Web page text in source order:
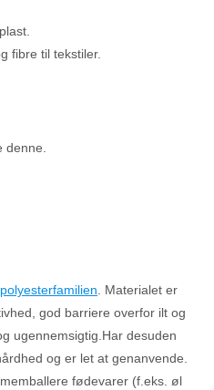
fibre til tekstiler.
denne.
polyesterfamilien . Materialet er
god barriere overfor ilt og
ugennemsigtig.Har desuden
og er let at genanvende.
fødevarer (f.eks. øl